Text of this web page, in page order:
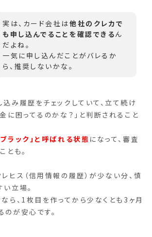
実は、カード会社は他社のクレカで
も申し込んでることを確認できるん
だよね。
一気に申し込んだことがバレるか
ら、推奨しないかな。
み履歴をチェックしていて、立て続け
に困ってるのかな？」と判断されること
ブラック」と呼ばれる状態 になって、審査
とも。
ヒス（信用情報の履歴）が少ない分、慎
立場。
ら、1枚目を作ってから少なくとも3ヶ月
が安心です。